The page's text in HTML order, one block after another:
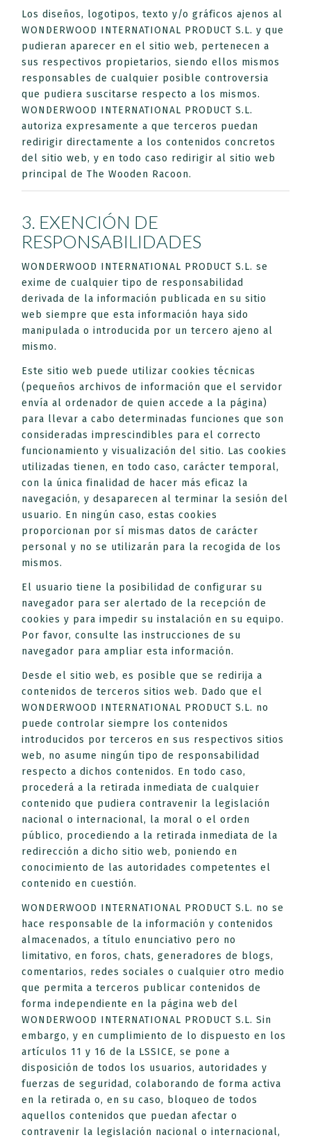
Los diseños, logotipos, texto y/o gráficos ajenos al
WONDERWOOD INTERNATIONAL PRODUCT S.L. y que
pudieran aparecer en el sitio web, pertenecen a
sus respectivos propietarios, siendo ellos mismos
responsables de cualquier posible controversia
que pudiera suscitarse respecto a los mismos.
WONDERWOOD INTERNATIONAL PRODUCT S.L.
autoriza expresamente a que terceros puedan
redirigir directamente a los contenidos concretos
del sitio web, y en todo caso redirigir al sitio web
principal de The Wooden Racoon.
3. EXENCIÓN DE
RESPONSABILIDADES
WONDERWOOD INTERNATIONAL PRODUCT S.L. se
exime de cualquier tipo de responsabilidad
derivada de la información publicada en su sitio
web siempre que esta información haya sido
manipulada o introducida por un tercero ajeno al
mismo.
Este sitio web puede utilizar cookies técnicas
(pequeños archivos de información que el servidor
envía al ordenador de quien accede a la página)
para llevar a cabo determinadas funciones que son
consideradas imprescindibles para el correcto
funcionamiento y visualización del sitio. Las cookies
utilizadas tienen, en todo caso, carácter temporal,
con la única finalidad de hacer más eficaz la
navegación, y desaparecen al terminar la sesión del
usuario. En ningún caso, estas cookies
proporcionan por sí mismas datos de carácter
personal y no se utilizarán para la recogida de los
mismos.
El usuario tiene la posibilidad de configurar su
navegador para ser alertado de la recepción de
cookies y para impedir su instalación en su equipo.
Por favor, consulte las instrucciones de su
navegador para ampliar esta información.
Desde el sitio web, es posible que se redirija a
contenidos de terceros sitios web. Dado que el
WONDERWOOD INTERNATIONAL PRODUCT S.L. no
puede controlar siempre los contenidos
introducidos por terceros en sus respectivos sitios
web, no asume ningún tipo de responsabilidad
respecto a dichos contenidos. En todo caso,
procederá a la retirada inmediata de cualquier
contenido que pudiera contravenir la legislación
nacional o internacional, la moral o el orden
público, procediendo a la retirada inmediata de la
redirección a dicho sitio web, poniendo en
conocimiento de las autoridades competentes el
contenido en cuestión.
WONDERWOOD INTERNATIONAL PRODUCT S.L. no se
hace responsable de la información y contenidos
almacenados, a título enunciativo pero no
limitativo, en foros, chats, generadores de blogs,
comentarios, redes sociales o cualquier otro medio
que permita a terceros publicar contenidos de
forma independiente en la página web del
WONDERWOOD INTERNATIONAL PRODUCT S.L. Sin
embargo, y en cumplimiento de lo dispuesto en los
artículos 11 y 16 de la LSSICE, se pone a
disposición de todos los usuarios, autoridades y
fuerzas de seguridad, colaborando de forma activa
en la retirada o, en su caso, bloqueo de todos
aquellos contenidos que puedan afectar o
contravenir la legislación nacional o internacional,